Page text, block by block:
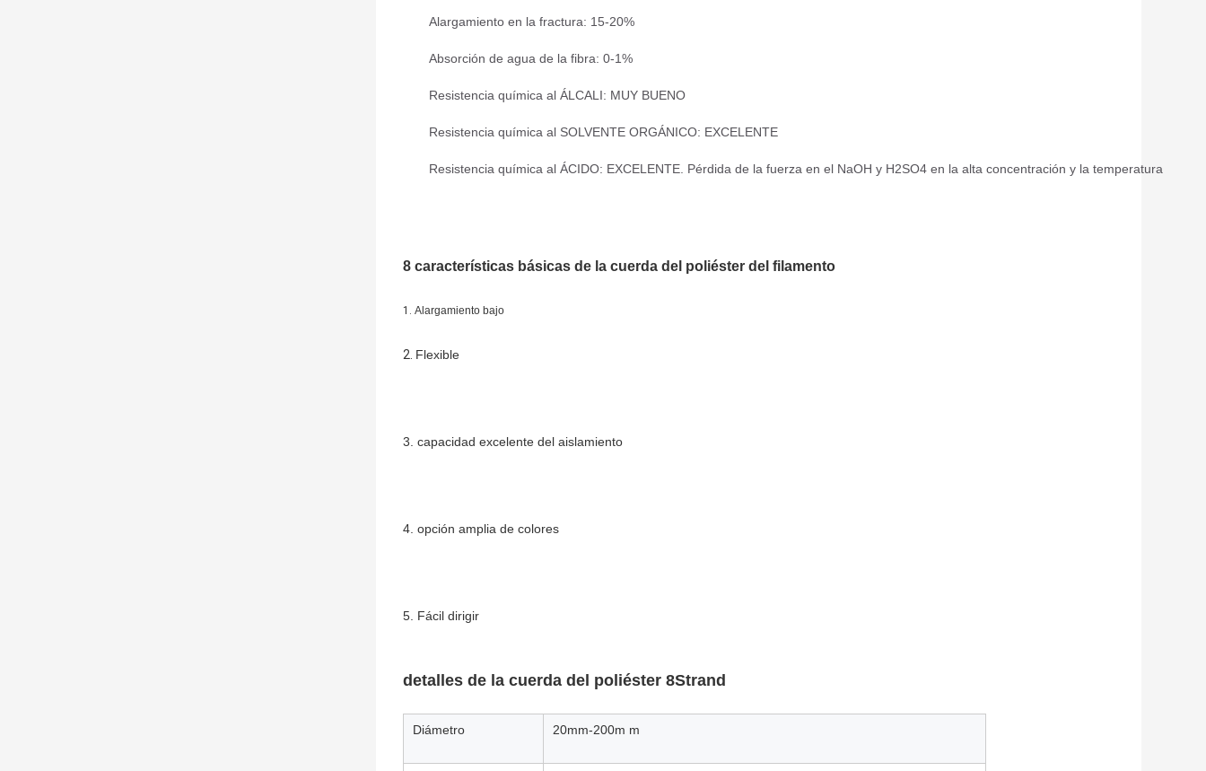
Alargamiento en la fractura: 15-20%
Absorción de agua de la fibra: 0-1%
Resistencia química al ÁLCALI: MUY BUENO
Resistencia química al SOLVENTE ORGÁNICO: EXCELENTE
Resistencia química al ÁCIDO: EXCELENTE. Pérdida de la fuerza en el NaOH y H2SO4 en la alta concentración y la temperatura
8 características básicas de la cuerda del poliéster del filamento
1. Alargamiento bajo
2. Flexible
3. capacidad excelente del aislamiento
4. opción amplia de colores
5. Fácil dirigir
detalles de la cuerda del poliéster 8Strand
Diámetro 20mm-200m m